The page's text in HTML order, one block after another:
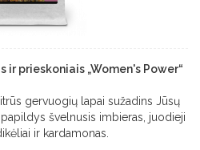
prieskoniais „Women's Power“
gervuogių lapai sužadins Jūsų
švelnusis imbieras, juodieji
ir kardamonas.